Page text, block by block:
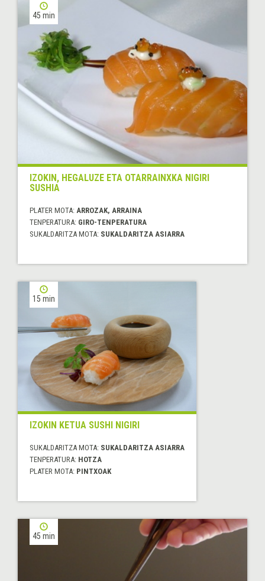
45 min
IZOKIN, HEGALUZE ETA OTARRAINXKA NIGIRI
SUSHIA
PLATER MOTA: ARROZAK, ARRAINA
TENPERATURA: GIRO-TENPERATURA
SUKALDARITZA MOTA: SUKALDARITZA ASIARRA
15 min
IZOKIN KETUA SUSHI NIGIRI
SUKALDARITZA MOTA: SUKALDARITZA ASIARRA
TENPERATURA: HOTZA
PLATER MOTA: PINTXOAK
45 min